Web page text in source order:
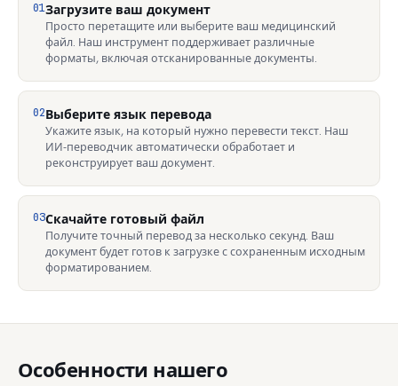
01Загрузите ваш документ
Просто перетащите или выберите ваш медицинский
файл. Наш инструмент поддерживает различные
форматы, включая отсканированные документы.
02Выберите язык перевода
Укажите язык, на который нужно перевести текст. Наш
ИИ-переводчик автоматически обработает и
реконструирует ваш документ.
03Скачайте готовый файл
Получите точный перевод за несколько секунд. Ваш
документ будет готов к загрузке с сохраненным исходным
форматированием.
Особенности нашего